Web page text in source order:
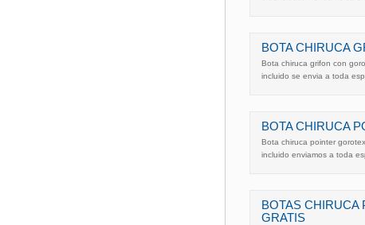
BOTA CHIRUCA
Bota chiruca grifon con
incluido se envia a toda
BOTA CHIRUCA
Bota chiruca pointer
incluido enviamos a toda
BOTAS CHIRUCA
GRATIS